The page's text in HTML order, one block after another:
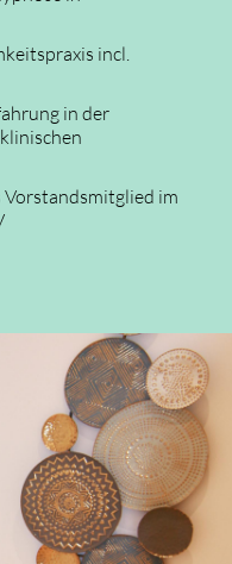
incl.
in der
im